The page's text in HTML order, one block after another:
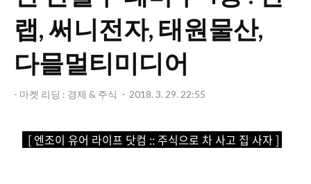
이
프
닷
컴!
랩, 써니전자, 태원물산,
다믈멀티미디어
- 마켓 리딩 : 경제 & 주식 2018. 3. 29. 22:55
[ 엔조이 유어 라이프 닷컴 :: 주식으로 차 사고 집 사자 ]